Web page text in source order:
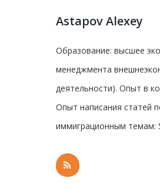
Astapov Alexey
Образование: высшее
менеджмента
деятельности). Опыт в
Опыт написания статей
иммиграционным темам: